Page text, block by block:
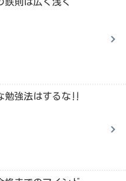
則は広く浅く
強法はするな‼